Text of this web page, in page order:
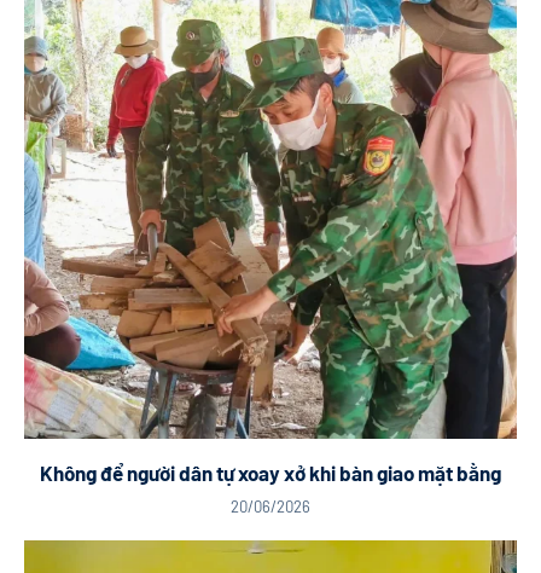
Không để người dân tự xoay xở khi bàn giao mặt bằng
20/06/2026